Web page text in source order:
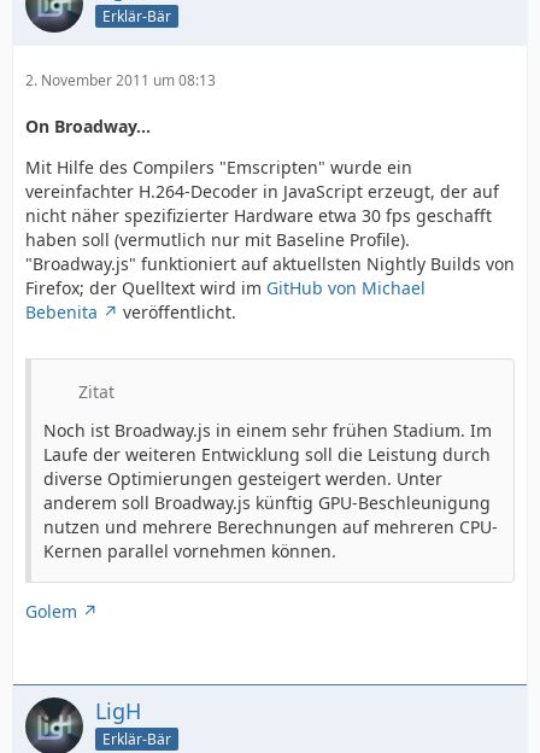
Erklär-Bär
2. November 2011 um 08:13
On Broadway...
Mit Hilfe des Compilers "Emscripten" wurde ein
vereinfachter H.264-Decoder in JavaScript erzeugt, der auf
nicht näher spezifizierter Hardware etwa 30 fps geschafft
haben soll (vermutlich nur mit Baseline Profile).
"Broadway.js" funktioniert auf aktuellsten Nightly Builds von
Firefox; der Quelltext wird im GitHub von Michael
Bebenita
veröffentlicht.
Zitat
Noch ist Broadway.js in einem sehr frühen Stadium. Im
Laufe der weiteren Entwicklung soll die Leistung durch
diverse Optimierungen gesteigert werden. Unter
anderem soll Broadway.js künftig GPU-Beschleunigung
nutzen und mehrere Berechnungen auf mehreren CPU-
Kernen parallel vornehmen können.
Golem
LigH
Erklär-Bär